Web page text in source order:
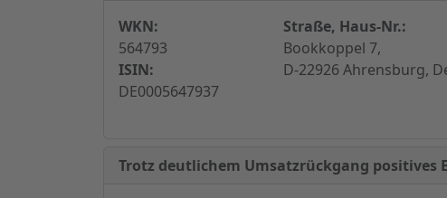
WKN:
564793
ISIN:
DE0005647937
Straße, Haus-Nr.:
Bookkoppel 7,
D-22926 Ahrensburg,
Trotz deutlichem Umsatzrückgang positives